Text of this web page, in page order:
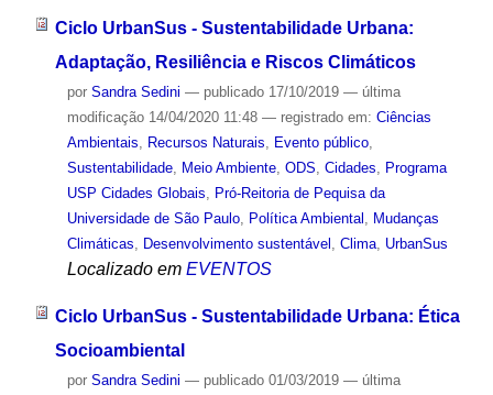
Ciclo UrbanSus - Sustentabilidade Urbana:
Adaptação, Resiliência e Riscos Climáticos
por Sandra Sedini — publicado17/10/2019 — última
modificação14/04/2020 11:48 — registrado em: Ciências
Ambientais, Recursos Naturais, Evento público,
Sustentabilidade, Meio Ambiente, ODS, Cidades, Programa
USP Cidades Globais, Pró-Reitoria de Pequisa da
Universidade de São Paulo, Política Ambiental , Mudanças
Climáticas, Desenvolvimento sustentável , Clima, UrbanSus
Localizado em EVENTOS
Ciclo UrbanSus - Sustentabilidade Urbana: Ética
Socioambiental
por Sandra Sedini — publicado01/03/2019 — última